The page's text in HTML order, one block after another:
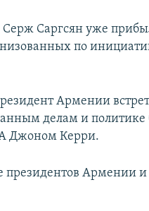
Саргсян уже
по
Армении
делам и
Джоном Керри.
президентов Армении